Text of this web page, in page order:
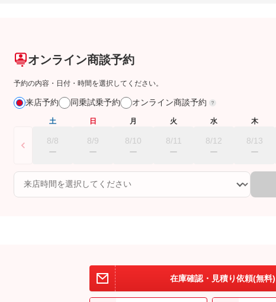
オンライン商談予約
予約の内容・日付・時間を選択してください。
来店予約 同乗試乗予約 オンライン商談予約
土
8/8
日
8/9
月
8/10
火
8/11
水
8/12
木
8/13
在庫確認・見積り依頼(無料)